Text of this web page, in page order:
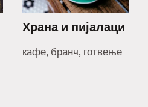
Храна и пијалаци
кафе, бранч, готвење